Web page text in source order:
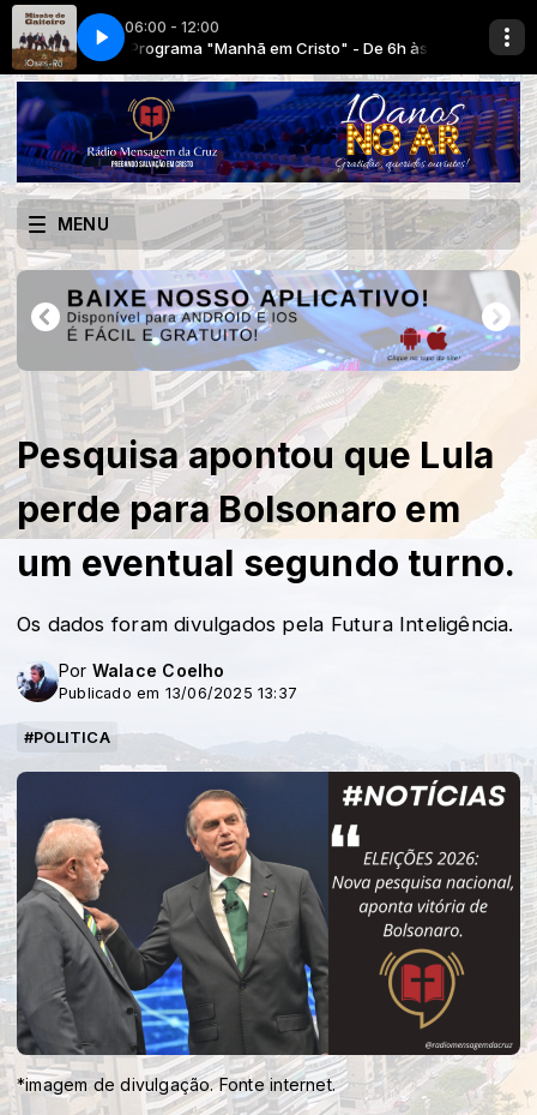
06:00 - 12:00
às 12hPrograma "Manhã em Cristo" - De 6h às 12h
Obras do Rei - Nossa missao
MENU
Pesquisa apontou que Lula
perde para Bolsonaro em
um eventual segundo turno.
Os dados foram divulgados pela Futura Inteligência.
Por Walace Coelho
Publicado em 13/06/2025 13:37
#POLITICA
*imagem de divulgação. Fonte internet.